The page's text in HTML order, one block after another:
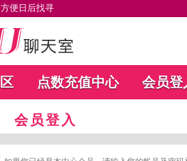
方便日后找寻
点数充值中心 会员登
会员登入